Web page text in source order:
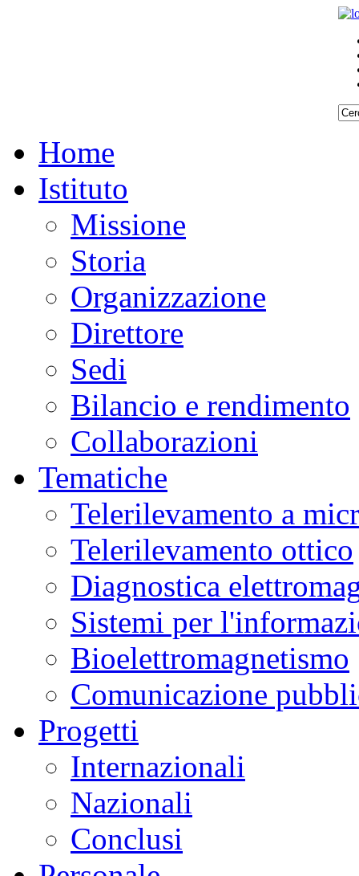
Home
Istituto
Missione
Storia
Organizzazione
Direttore
Sedi
Bilancio e rendimento
Collaborazioni
Tematiche
Telerilevamento a
Telerilevamento ottico
Diagnostica
Sistemi per
Bioelettromagnetismo
Comunicazione
Progetti
Internazionali
Nazionali
Conclusi